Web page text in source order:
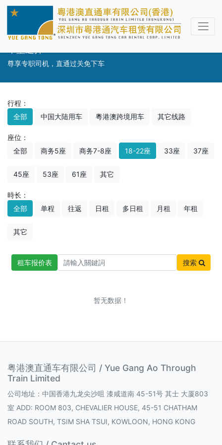
尊享专职司机，直通过关免下车
行程：
全部
中国大陆用车 粵港澳跨境用车 其它线路
座位：
全部
商务5座 商务7-8座 18-22座 33座 37座
45座 53座 61座 其它
時长：
全部
单程 往返 日租 多日租 月租 年租
其它
租车报价表 搜索
暂无数据！
粤港澳直通车有限公司 / Yue Gang Ao Through
Train Limited
公司地址：中国香港九龙尖沙咀 漆咸道南 45-51号 其士 大厦803
室 ADD: ROOM 803, CHEVALIER HOUSE, 45-51 CHATHAM
ROAD SOUTH, TSIM SHA TSUI, KOWLOON, HONG KONG